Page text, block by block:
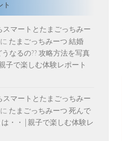
ト
スマートとたまごっちみー
に たまごっちみーつ 結婚
うなるの?? 攻略方法を写真
子で楽しむ体験レポート
スマートとたまごっちみー
に たまごっちみーつ 死んで
・・ | 親子で楽しむ体験レ